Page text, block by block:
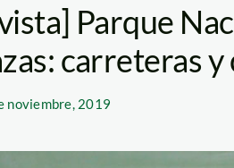
Parque
carreteras
noviembre, 2019